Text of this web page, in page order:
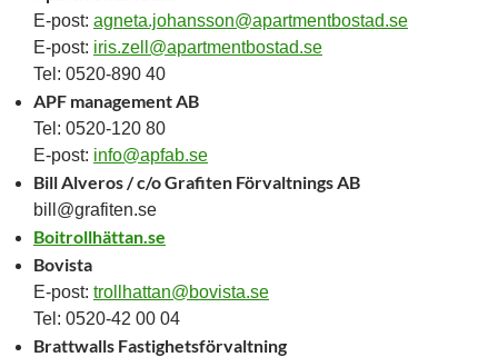
E-post: agneta.johansson@apartmentbostad.se
E-post: iris.zell@apartmentbostad.se
Tel: 0520-890 40
APF management AB
Tel: 0520-120 80
E-post: info@apfab.se
Bill Alveros / c/o Grafiten Förvaltnings AB
bill@grafiten.se
Boitrollhättan.se
Bovista
E-post: trollhattan@bovista.se
Tel: 0520-42 00 04
Brattwalls Fastighetsförvaltning